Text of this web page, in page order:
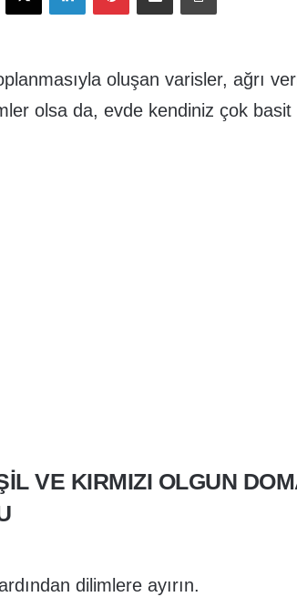
oluşan varisler, ağrı
olsa da, evde kendiniz çok
VE KIRMIZI OLGUN
dilimlere ayırın.